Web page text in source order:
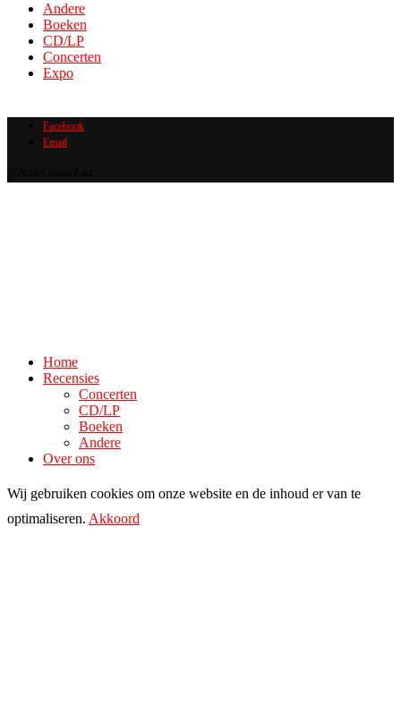
Andere
Boeken
CD/LP
Concerten
Expo
Facebook
Email
Home
Recensies
Concerten
CD/LP
Boeken
Andere
Over ons
Wij gebruiken cookies om onze website en de inhoud er van te
optimaliseren. Akkoord